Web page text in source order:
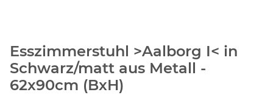
Esszimmerstuhl >Aalborg I< in
Schwarz/matt aus Metall -
62x90cm (BxH)